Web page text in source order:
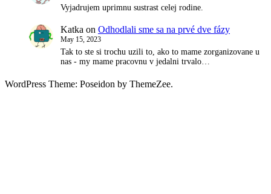
Vyjadrujem uprimnu sustrast celej rodine.
Katka on Odhodlali sme sa na prvé dve fázy
May 15, 2023
Tak to ste si trochu uzili to, ako to mame zorganizovane u
nas - my mame pracovnu v jedalni trvalo…
WordPress Theme: Poseidon by ThemeZee.